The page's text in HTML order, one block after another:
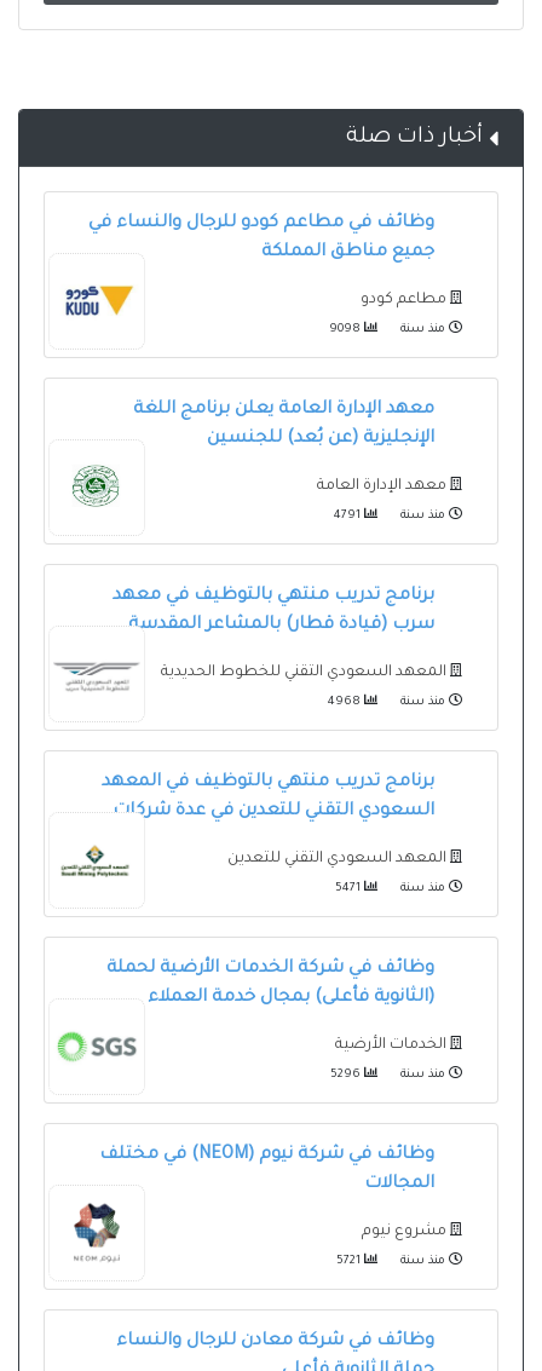
أخبار ذات صلة
وظائف في مطاعم كودو للرجال والنساء في
جميع مناطق المملكة
مطاعم كودو
منذ سنة
معهد الإدارة العامة يعلن برنامج اللغة
الإنجليزية (عن بُعد) للجنسين
معهد الإدارة العامة
منذ سنة
برنامج تدريب منتهي بالتوظيف في معهد
سرب (قيادة قطار) بالمشاعر المقدسة
المعهد السعودي التقني للخطوط الحديدية
منذ سنة
برنامج تدريب منتهي بالتوظيف في المعهد
السعودي التقني للتعدين في عدة شركات
المعهد السعودي التقني للتعدين
منذ سنة
وظائف في شركة الخدمات الأرضية لحملة
(الثانوية فأعلى) بمجال خدمة العملاء
الخدمات الأرضية
منذ سنة
وظائف في شركة نيوم (NEOM) في مختلف
المجالات
مشروع نيوم
منذ سنة
وظائف في شركة معادن للرجال والنساء